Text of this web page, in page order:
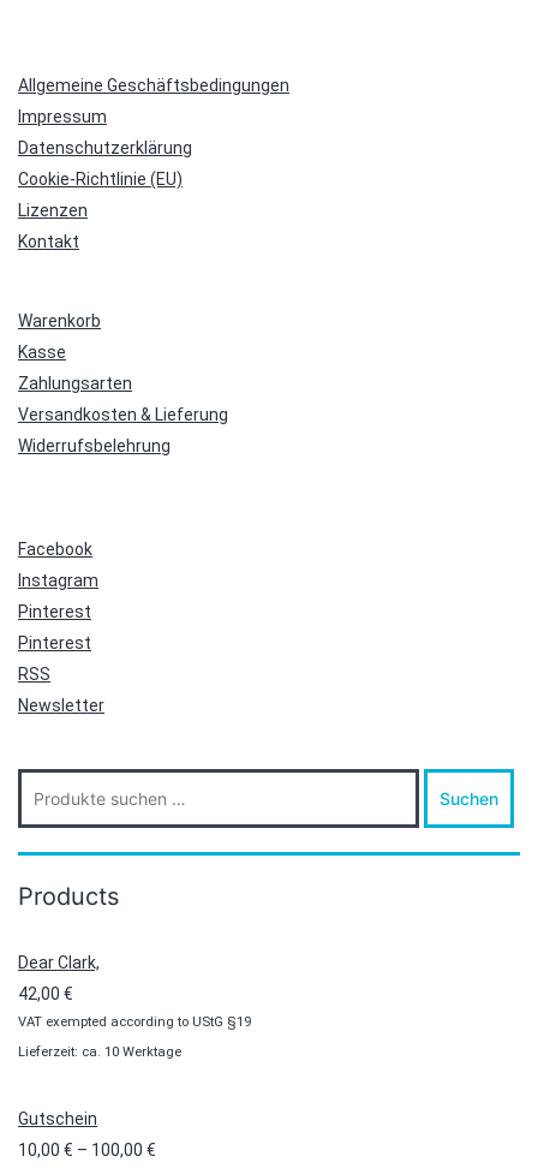
Allgemeine Geschäftsbedingungen
Impressum
Datenschutzerklärung
Cookie-Richtlinie (EU)
Lizenzen
Kontakt
Warenkorb
Kasse
Zahlungsarten
Versandkosten & Lieferung
Widerrufsbelehrung
Facebook
Instagram
Pinterest
Pinterest
RSS
Newsletter
Suche
nach:
Suchen
Products
Dear Clark,
42,00 €
VAT exempted according to UStG §19
Lieferzeit: ca. 10 Werktage
Gutschein
10,00 € – 100,00 €